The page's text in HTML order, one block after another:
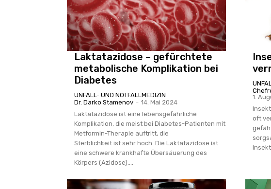
Laktatazidose – gefürchtete
metabolische Komplikation bei
Diabetes
UNFALL- UND NOTFALLMEDIZIN
Dr. Darko Stamenov - 14. Mai 2024
Laktatazidose ist eine lebensgefährliche
Komplikation, die meist bei Diabetes-Patienten mit
Metformin-Therapie auftritt, die
Sterblichkeit ist sehr hoch. Die Laktatazidose ist
eine schwere krankhafte Übersäuerung des
Körpers (Azidose),...
1.
oft